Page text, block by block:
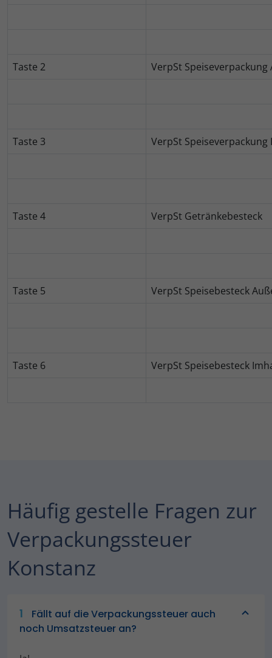
Taste 2 VerpSt Speiseverpackung
Taste 3 VerpSt Speiseverpackung
Taste 4 VerpSt Getränkebesteck
Taste 5 VerpSt Speisebesteck
Taste 6 VerpSt Speisebesteck
Häufig gestelle Fragen zur
Verpackungssteuer
Konstanz
1
Fällt auf die Verpackungssteuer auch
noch Umsatzsteuer an?